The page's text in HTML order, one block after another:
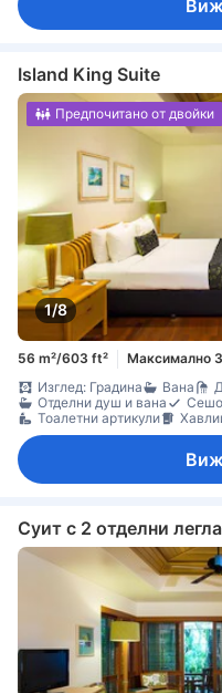
Island King Suite
1/8
Предпочитано от двойки
56 m²/603 ft² Максимално
Изглед: Градина
Вана
Отделни душ и вана
Тоалетни артикули
Суит с 2 отделни